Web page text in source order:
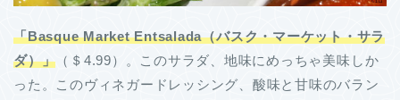
「Basque Market Entsalada（バスク・マーケット・サラ
ダ）」 （＄4.99）。このサラダ、地味にめっちゃ美味しか
った。このヴィネガードレッシング、酸味と甘味のバラン